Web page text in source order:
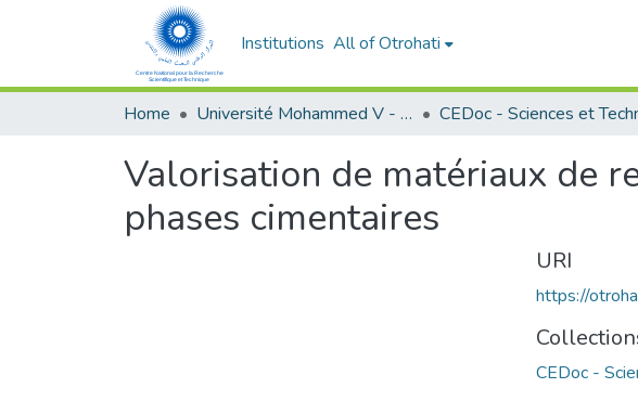
Institutions All of Otrohati
Home Université Mohammed V - Rabat
Valorisation de matériaux de
phases cimentaires
URI
https://
CEDoc -